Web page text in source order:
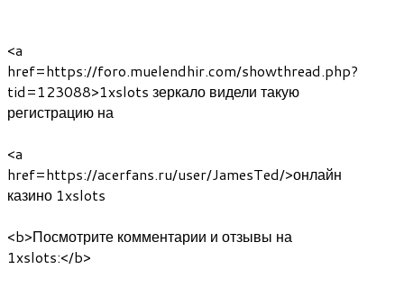
<a
href=https://foro.muelendhir.com/showthread.php?
tid=123088>1xslots зеркало видели такую
регистрацию на
<a
href=https://acerfans.ru/user/JamesTed/>онлайн
казино 1xslots
<b>Посмотрите комментарии и отзывы на
1xslots:</b>